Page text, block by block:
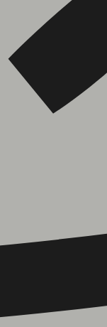
מחיר על